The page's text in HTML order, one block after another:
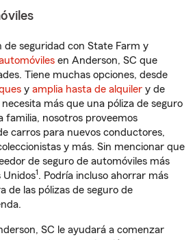
seguridad con State Farm y
en Anderson, SC que
Tiene muchas opciones, desde
y amplia hasta de alquiler y de
necesita más que una póliza de seguro
familia, nosotros proveemos
carros para nuevos conductores,
y más. Sin mencionar que
de seguro de automóviles más
Unidos1 . Podría incluso ahorrar más
de las pólizas de seguro de
SC le ayudará a comenzar